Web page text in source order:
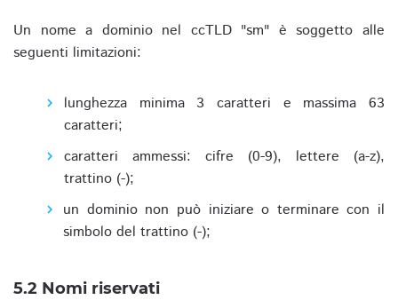
Un nome a dominio nel ccTLD "sm" è soggetto alle
seguenti limitazioni:
lunghezza minima 3 caratteri e massima 63
caratteri;
caratteri ammessi: cifre (0-9), lettere (a-z),
trattino (-);
un dominio non può iniziare o terminare con il
simbolo del trattino (-);
5.2 Nomi riservati